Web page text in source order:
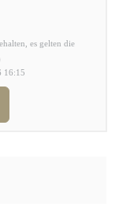
es gelten die
16:15